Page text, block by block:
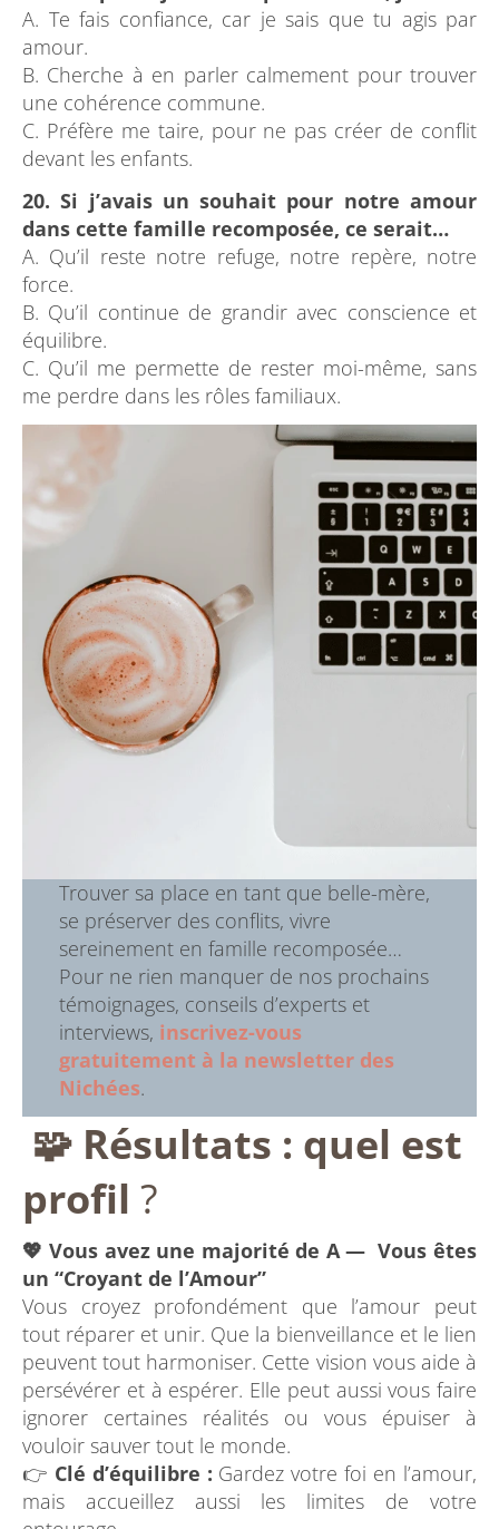
A. Te fais confiance, car je sais que tu agis par
amour.
B. Cherche à en parler calmement pour trouver
une cohérence commune.
C. Préfère me taire, pour ne pas créer de conflit
devant les enfants.
20. Si j’avais un souhait pour notre amour
dans cette famille recomposée, ce serait…
A. Qu’il reste notre refuge, notre repère, notre
force.
B. Qu’il continue de grandir avec conscience et
équilibre.
C. Qu’il me permette de rester moi-même, sans
me perdre dans les rôles familiaux.
Trouver sa place en tant que belle-mère,
se préserver des conflits, vivre
sereinement en famille recomposée…
Pour ne rien manquer de nos prochains
témoignages, conseils d’experts et
interviews, inscrivez-vous
gratuitement à la newsletter des
Nichées.
🧩 Résultats : quel est
profil ?
💖 Vous avez une majorité de A — Vous êtes
un “Croyant de l’Amour”
Vous croyez profondément que l’amour peut
tout réparer et unir. Que la bienveillance et le lien
peuvent tout harmoniser. Cette vision vous aide à
persévérer et à espérer. Elle peut aussi vous faire
ignorer certaines réalités ou vous épuiser à
vouloir sauver tout le monde.
👉 Clé d’équilibre : Gardez votre foi en l’amour,
mais accueillez aussi les limites de votre